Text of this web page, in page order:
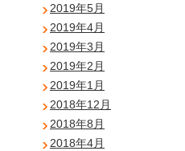
2019年5月
2019年4月
2019年3月
2019年2月
2019年1月
2018年12月
2018年8月
2018年4月